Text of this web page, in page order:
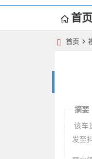
首页
首页
摘要
该车
发至